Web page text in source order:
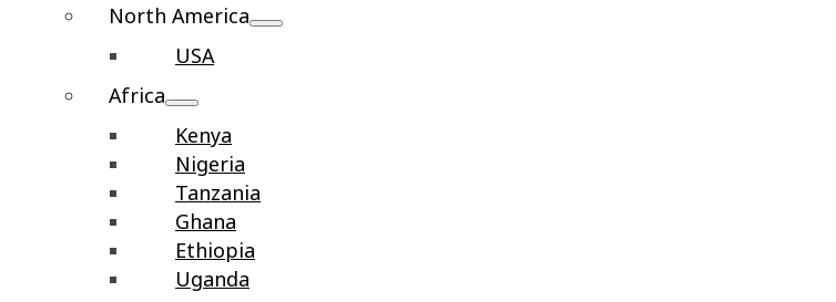
North America
USA
Africa
Kenya
Nigeria
Tanzania
Ghana
Ethiopia
Uganda